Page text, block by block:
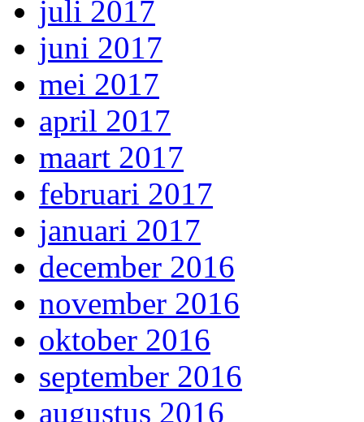
juli 2017
juni 2017
mei 2017
april 2017
maart 2017
februari 2017
januari 2017
december 2016
november 2016
oktober 2016
september 2016
augustus 2016